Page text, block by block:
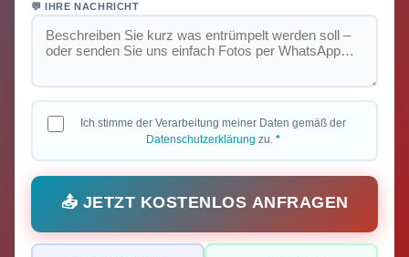
💬 IHRE NACHRICHT
Ich stimme der Verarbeitung meiner Daten gemäß der
Datenschutzerklärung zu. *
📤 JETZT KOSTENLOS ANFRAGEN